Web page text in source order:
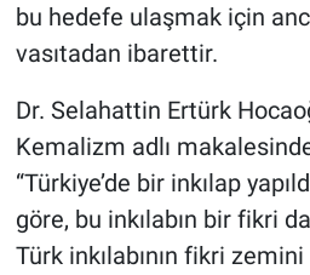
bu hedefe ulaşmak için
vasıtadan ibarettir.
Dr. Selahattin Ertürk
Kemalizm adlı
“Türkiye’de bir inkılap
göre, bu inkılabın bir fikri
Türk inkılabının fikri